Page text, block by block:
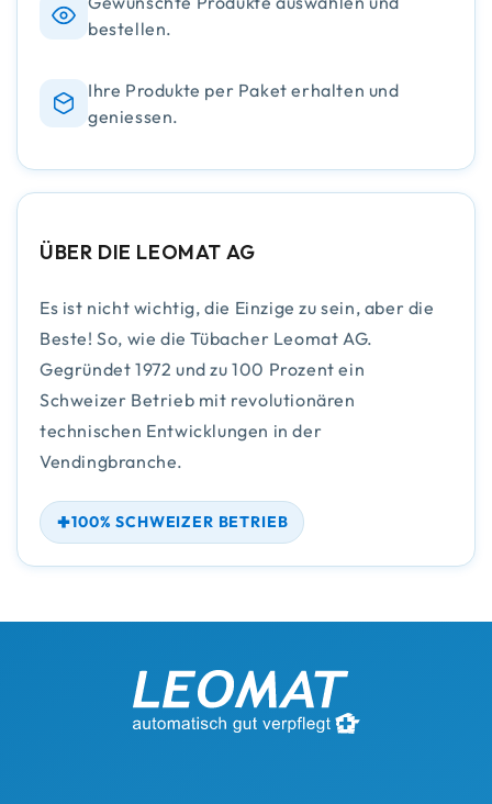
bestellen.
Ihre Produkte per Paket erhalten und
geniessen.
ÜBER DIE LEOMAT AG
Es ist nicht wichtig, die Einzige zu sein, aber die
Beste! So, wie die Tübacher Leomat AG.
Gegründet 1972 und zu 100 Prozent ein
Schweizer Betrieb mit revolutionären
technischen Entwicklungen in der
Vendingbranche.
100% SCHWEIZER BETRIEB